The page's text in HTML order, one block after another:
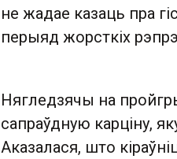
не жадае казаць пра
перыяд жорсткіх
Нягледзячы на
сапраўдную карціну,
Аказалася, што